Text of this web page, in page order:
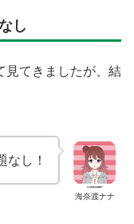
し
見てきましたが、結
海奈渡ナナ
なし！